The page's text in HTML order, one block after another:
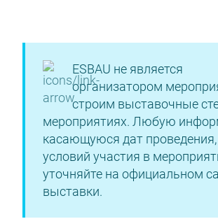
ESBAU не является
организатором
строим выставочные
мероприятиях. Любую
касающуюся дат
условий участия в
уточняйте на официальном
выставки.